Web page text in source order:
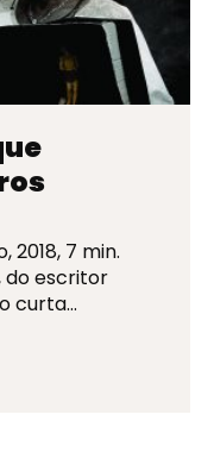
2018, 7 min.
do escritor
curta…